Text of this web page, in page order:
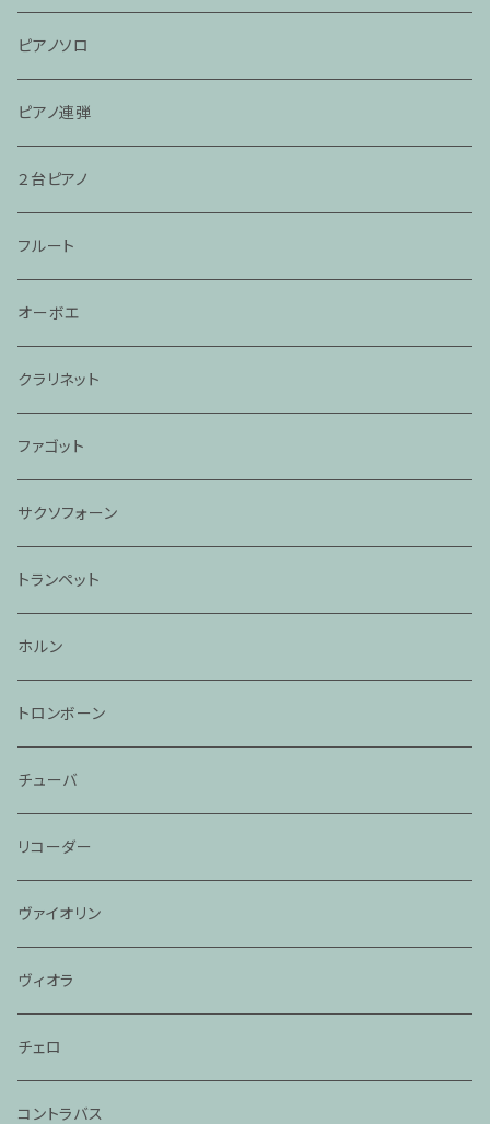
ピアノソロ
ピアノ連弾
２台ピアノ
フルート
オーボエ
クラリネット
ファゴット
サクソフォーン
トランペット
ホルン
トロンボーン
チューバ
リコーダー
ヴァイオリン
ヴィオラ
チェロ
コントラバス